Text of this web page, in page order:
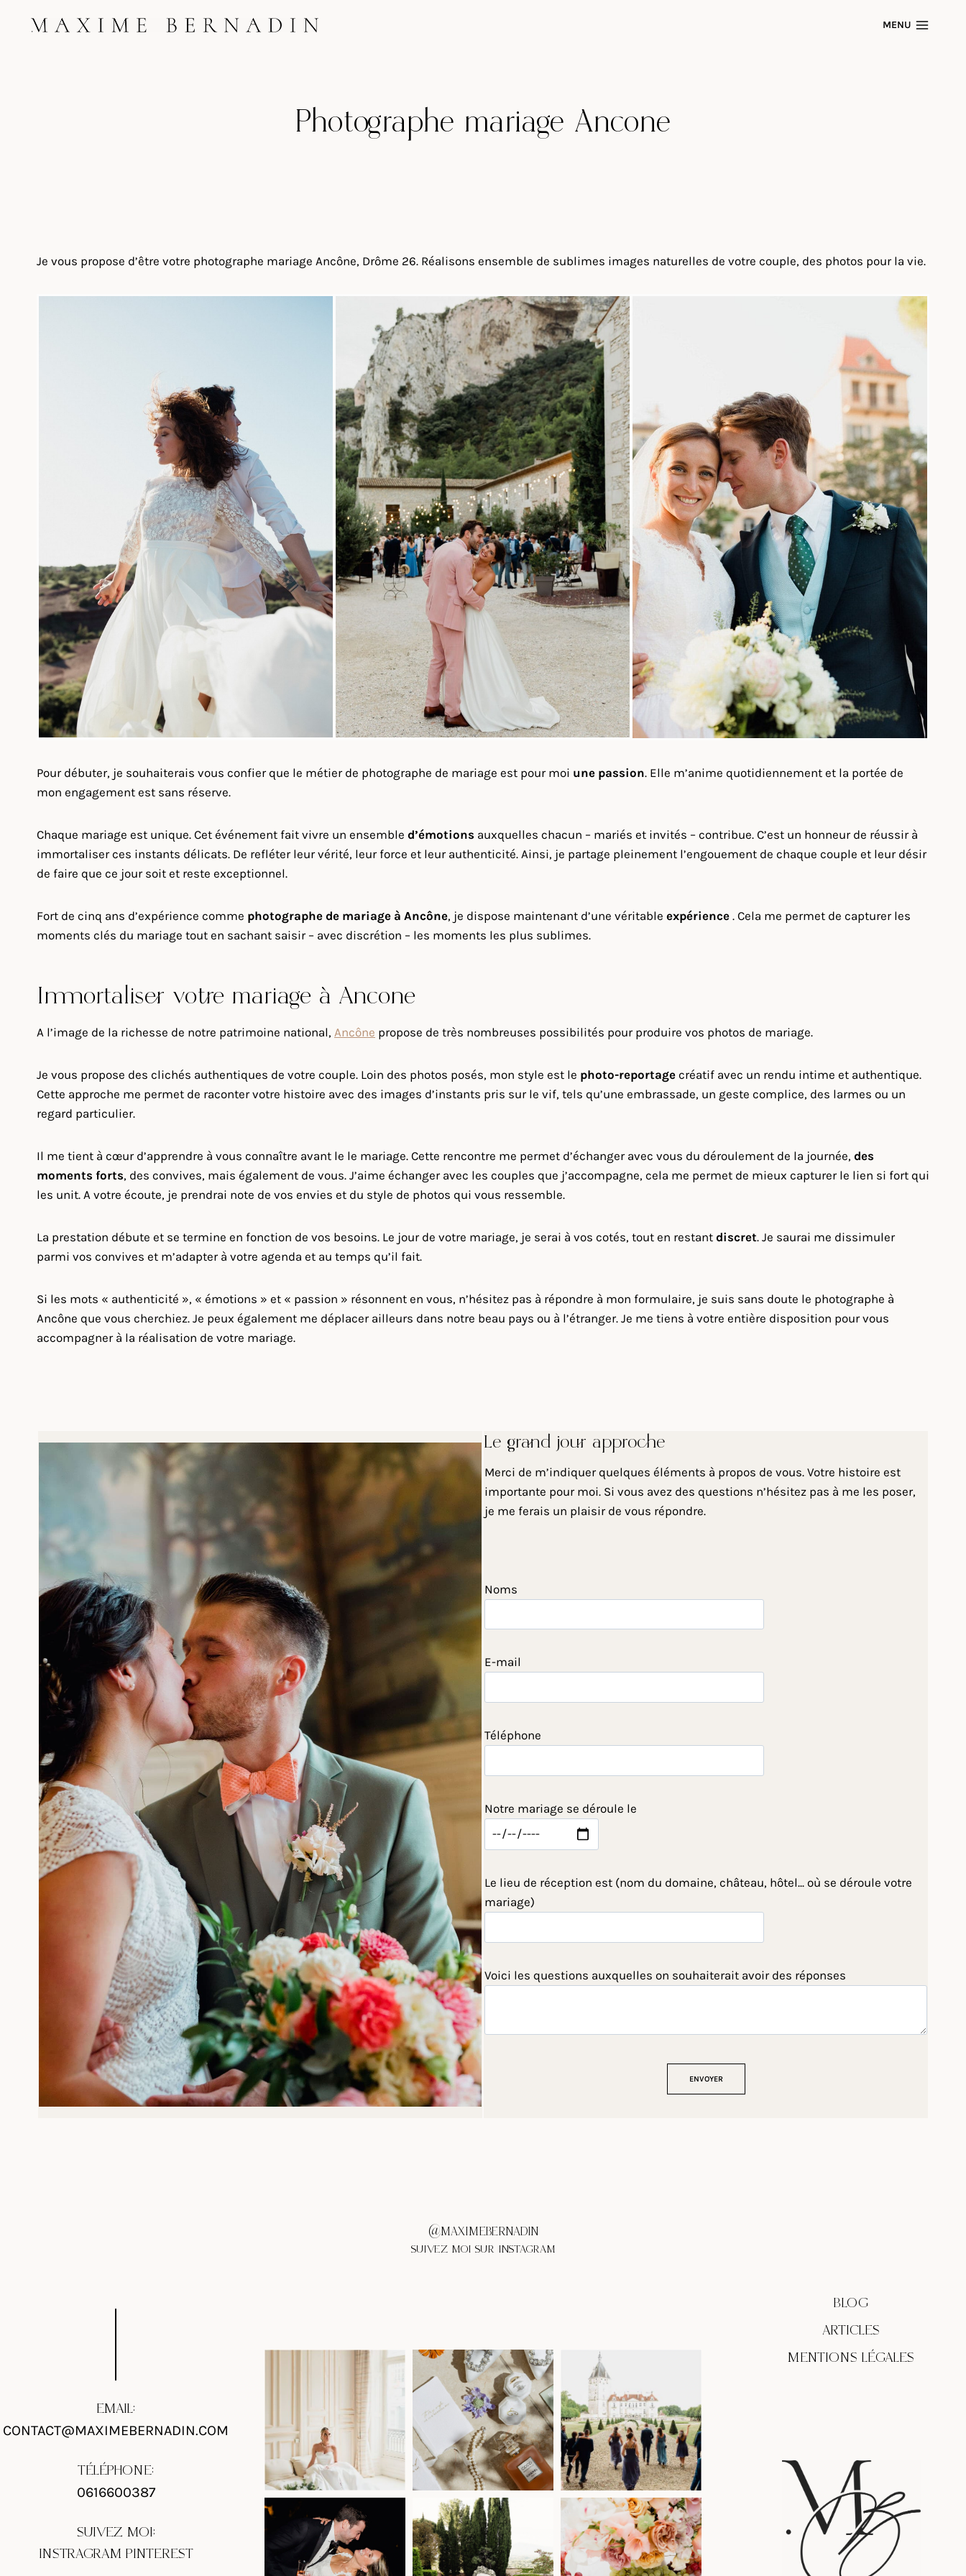
MENU
Photographe mariage Ancône
Je vous propose d’être votre photographe mariage Ancône, Drôme 26. Réalisons ensemble de sublimes images naturelles de votre couple, des photos pour la vie.
Pour débuter, je souhaiterais vous confier que le métier de photographe de mariage est pour moi une passion. Elle m’anime quotidiennement et la portée de
mon engagement est sans réserve.
Chaque mariage est unique. Cet événement fait vivre un ensemble d’émotions auxquelles chacun – mariés et invités – contribue. C’est un honneur de réussir à
immortaliser ces instants délicats. De refléter leur vérité, leur force et leur authenticité. Ainsi, je partage pleinement l’engouement de chaque couple et leur désir
de faire que ce jour soit et reste exceptionnel.
Fort de cinq ans d’expérience comme photographe de mariage à Ancône, je dispose maintenant d’une véritable expérience . Cela me permet de capturer les
moments clés du mariage tout en sachant saisir – avec discrétion – les moments les plus sublimes.
Immortaliser votre mariage à Ancône
A l’image de la richesse de notre patrimoine national, Ancône propose de très nombreuses possibilités pour produire vos photos de mariage.
Je vous propose des clichés authentiques de votre couple. Loin des photos posés, mon style est le photo-reportage créatif avec un rendu intime et authentique.
Cette approche me permet de raconter votre histoire avec des images d’instants pris sur le vif, tels qu’une embrassade, un geste complice, des larmes ou un
regard particulier.
Il me tient à cœur d’apprendre à vous connaître avant le le mariage. Cette rencontre me permet d’échanger avec vous du déroulement de la journée, des
moments forts, des convives, mais également de vous. J’aime échanger avec les couples que j’accompagne, cela me permet de mieux capturer le lien si fort qui
les unit. A votre écoute, je prendrai note de vos envies et du style de photos qui vous ressemble.
La prestation débute et se termine en fonction de vos besoins. Le jour de votre mariage, je serai à vos cotés, tout en restant discret. Je saurai me dissimuler
parmi vos convives et m’adapter à votre agenda et au temps qu’il fait.
Si les mots « authenticité », « émotions » et « passion » résonnent en vous, n’hésitez pas à répondre à mon formulaire, je suis sans doute le photographe à
Ancône que vous cherchiez. Je peux également me déplacer ailleurs dans notre beau pays ou à l’étranger. Je me tiens à votre entière disposition pour vous
accompagner à la réalisation de votre mariage.
Le grand jour approche
Merci de m’indiquer quelques éléments à propos de vous. Votre histoire est
importante pour moi. Si vous avez des questions n’hésitez pas à me les poser,
je me ferais un plaisir de vous répondre.
Noms
E-mail
Téléphone
Notre mariage se déroule le
Le lieu de réception est (nom du domaine, château, hôtel... où se déroule votre
mariage)
Voici les questions auxquelles on souhaiterait avoir des réponses
@MAXIMEBERNADIN
SUIVEZ MOI SUR INSTAGRAM
EMAIL:
CONTACT@MAXIMEBERNADIN.COM
TÉLÉPHONE:
0616600387
SUIVEZ MOI:
INSTRAGRAM PINTEREST
BLOG
ARTICLES
MENTIONS LÉGALES